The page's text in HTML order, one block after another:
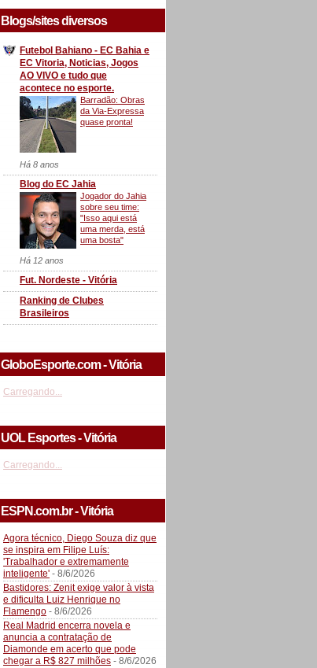
Blogs/sites diversos
Futebol Bahiano - EC Bahia e
EC Vitoria, Noticias, Jogos
AO VIVO e tudo que
acontece no esporte.
Barradão: Obras
da Via-Expressa
quase pronta!
Há 8 anos
Blog do EC Jahia
Jogador do Jahia
sobre seu time:
"Isso aqui está
uma merda, está
uma bosta"
Há 12 anos
Fut. Nordeste - Vitória
Ranking de Clubes
Brasileiros
GloboEsporte.com - Vitória
Carregando...
UOL Esportes - Vitória
Carregando...
ESPN.com.br - Vitória
Agora técnico, Diego Souza diz que
se inspira em Filipe Luís:
'Trabalhador e extremamente
inteligente' - 8/6/2026
Bastidores: Zenit exige valor à vista
e dificulta Luiz Henrique no
Flamengo - 8/6/2026
Real Madrid encerra novela e
anuncia a contratação de
Diamonde em acerto que pode
chegar a R$ 827 milhões - 8/6/2026